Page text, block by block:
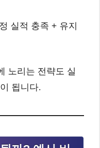
실적 충족 + 유지
노리는 전략도 실
됩니다.